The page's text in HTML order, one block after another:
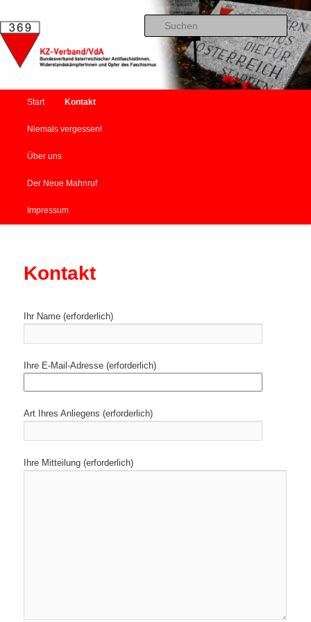
KZ-Verband/VdA
Bundesverband österreichischer AntifaschistInnen,
WiderstandskämpferInnen und Opfer des Faschismus
Hauptmenü
Start Kontakt
Niemals vergessen!
Über uns
Der Neue Mahnruf
Impressum
Kontakt
Ihr Name (erforderlich)
Ihre E-Mail-Adresse (erforderlich)
Art Ihres Anliegens (erforderlich)
Ihre Mitteilung (erforderlich)